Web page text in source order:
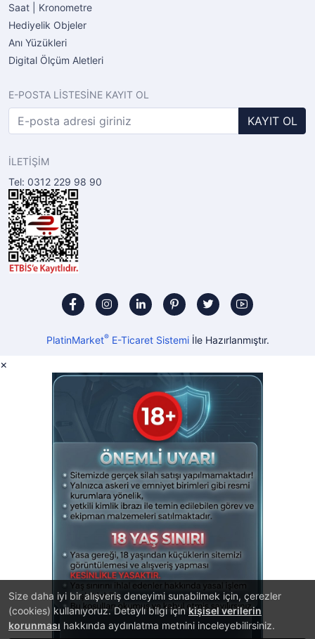
Size daha iyi bir alışveriş deneyimi sunabilmek için, çerezler
(cookies) kullanıyoruz. Detaylı bilgi için kişisel verilerin
korunması hakkında aydınlatma metnini inceleyebilirsiniz.
Saat | Kronometre
Hediyelik Objeler
Anı Yüzükleri
Digital Ölçüm Aletleri
E-POSTA LİSTESİNE KAYIT OL
KAYIT OL
İLETİŞİM
Tel: 0312 229 98 90
PlatinMarket®E-Ticaret Sistemiİle Hazırlanmıştır.
×